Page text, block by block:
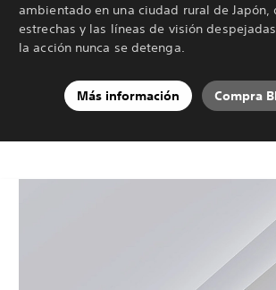
ambientado en una ciudad rural de Japón,
estrechas y las líneas de visión
la acción nunca se detenga.
Más información Compra